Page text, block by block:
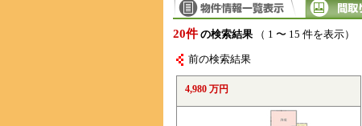
20件 の検索結果（ 1 〜 15 件を表示）
前の検索結果
4,980 万円